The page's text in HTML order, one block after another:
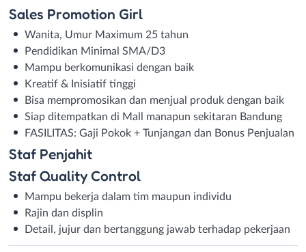
Sales Promotion Girl
Wanita, Umur Maximum 25 tahun⁣
Pendidikan Minimal SMA/D3⁣
Mampu berkomunikasi dengan baik⁣
Kreatif & Inisiatif tinggi⁣
Bisa mempromosikan dan menjual produk dengan baik⁣
Siap ditempatkan di Mall manapun sekitaran Bandung⁣
FASILITAS:⁣ Gaji Pokok + Tunjangan dan Bonus Penjualan⁣
Staf Penjahit
Staf Quality Control
Mampu bekerja dalam tim maupun individu⁣
Rajin dan displin⁣
Detail, jujur dan bertanggung jawab terhadap pekerjaan⁣